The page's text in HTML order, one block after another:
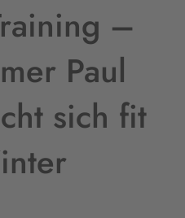
–
Paul
sich fit